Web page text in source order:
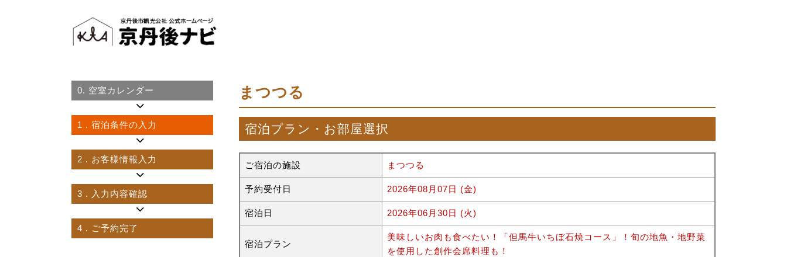
0. 空室カレンダー
1 . 宿泊条件の入力
2 . お客様情報入力
3 . 入力内容確認
4 . ご予約完了
まつつる
宿泊プラン・お部屋選択
ご宿泊の施設 まつつる
予約受付日 2026年08月07日 (金)
宿泊日 2026年06月30日 (火)
宿泊プラン
美味しいお肉も食べたい！「但馬牛いちぼ石焼コース」！旬の地魚・地野菜
を使用した創作会席料理も！